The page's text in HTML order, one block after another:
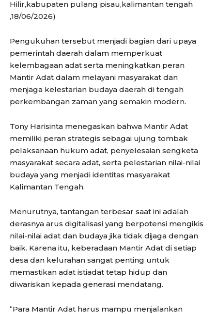
Hilir,kabupaten pulang pisau,kalimantan tengah
,18/06/2026)
Pengukuhan tersebut menjadi bagian dari upaya
pemerintah daerah dalam memperkuat
kelembagaan adat serta meningkatkan peran
Mantir Adat dalam melayani masyarakat dan
menjaga kelestarian budaya daerah di tengah
perkembangan zaman yang semakin modern.
Tony Harisinta menegaskan bahwa Mantir Adat
memiliki peran strategis sebagai ujung tombak
pelaksanaan hukum adat, penyelesaian sengketa
masyarakat secara adat, serta pelestarian nilai-nilai
budaya yang menjadi identitas masyarakat
Kalimantan Tengah.
Menurutnya, tantangan terbesar saat ini adalah
derasnya arus digitalisasi yang berpotensi mengikis
nilai-nilai adat dan budaya jika tidak dijaga dengan
baik. Karena itu, keberadaan Mantir Adat di setiap
desa dan kelurahan sangat penting untuk
memastikan adat istiadat tetap hidup dan
diwariskan kepada generasi mendatang.
“Para Mantir Adat harus mampu menjalankan